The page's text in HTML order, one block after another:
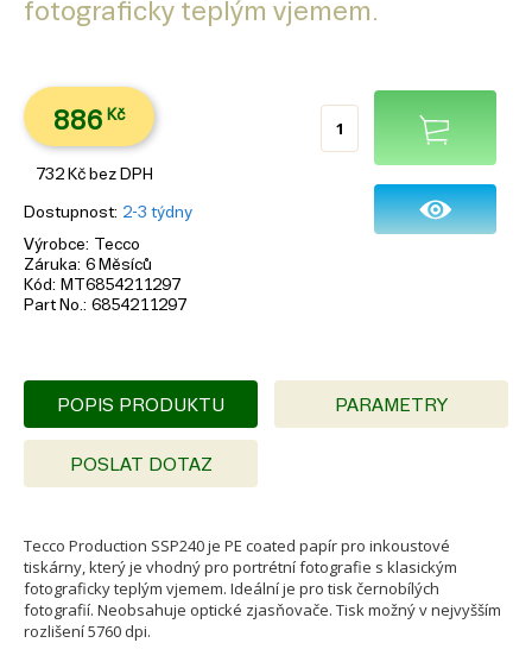
fotograficky teplým vjemem.
886 Kč
732 Kč bez DPH
Dostupnost 2-3 týdny
Výrobce Tecco
Záruka 6 Měsíců
Kód
MT6854211297
Part No. 6854211297
POPIS PRODUKTU PARAMETRY
POSLAT DOTAZ
Tecco Production SSP240 je PE coated papír pro inkoustové
tiskárny, který je vhodný pro portrétní fotografie s klasickým
fotograficky teplým vjemem. Ideální je pro tisk černobílých
fotografií. Neobsahuje optické zjasňovače. Tisk možný v nejvyšším
rozlišení 5760 dpi.